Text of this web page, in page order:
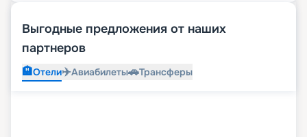
Выгодные предложения от наших
партнеров
🏨Отели✈️Авиабилеты🚗Трансферы